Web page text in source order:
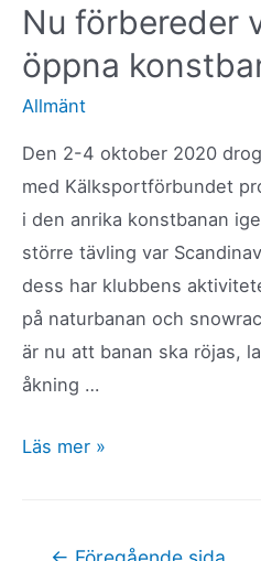
igång
igen
Nu förbereder
öppna
Allmänt
Den 2-4 oktober 2020
med Kälksportförbundet
i den anrika konstbanan
större tävling var
dess har klubbens
på naturbanan och
är nu att banan ska röjas,
åkning …
Nu
Läs mer »
Sidnumrering